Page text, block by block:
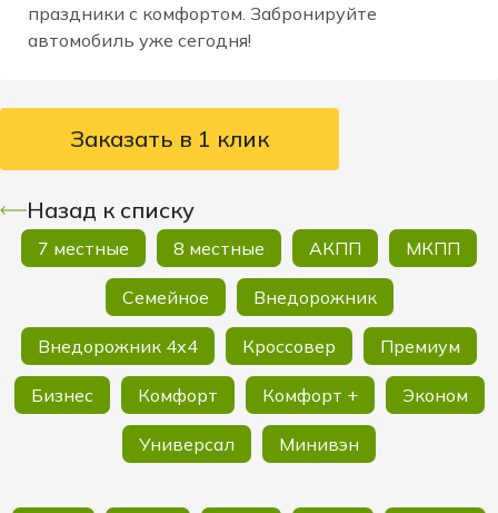
праздники с комфортом. Забронируйте
автомобиль уже сегодня!
Заказать в 1 клик
Назад к списку
7 местные 8 местные АКПП МКПП
Семейное Внедорожник
Внедорожник 4х4 Кроссовер Премиум
Бизнес Комфорт Комфорт + Эконом
Универсал Минивэн